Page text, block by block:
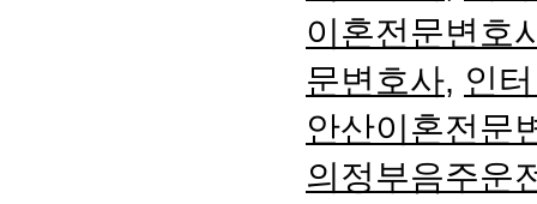
이혼전문변호
문변호사, 인
안산이혼전문
의정부음주운